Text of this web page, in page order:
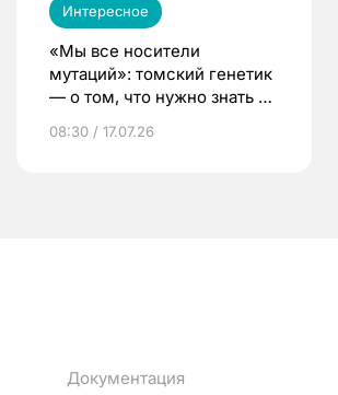
Интересное
«Мы все носители
мутаций»: томский генетик
— о том, что нужно знать до
08:30 / 17.07.26
Документация